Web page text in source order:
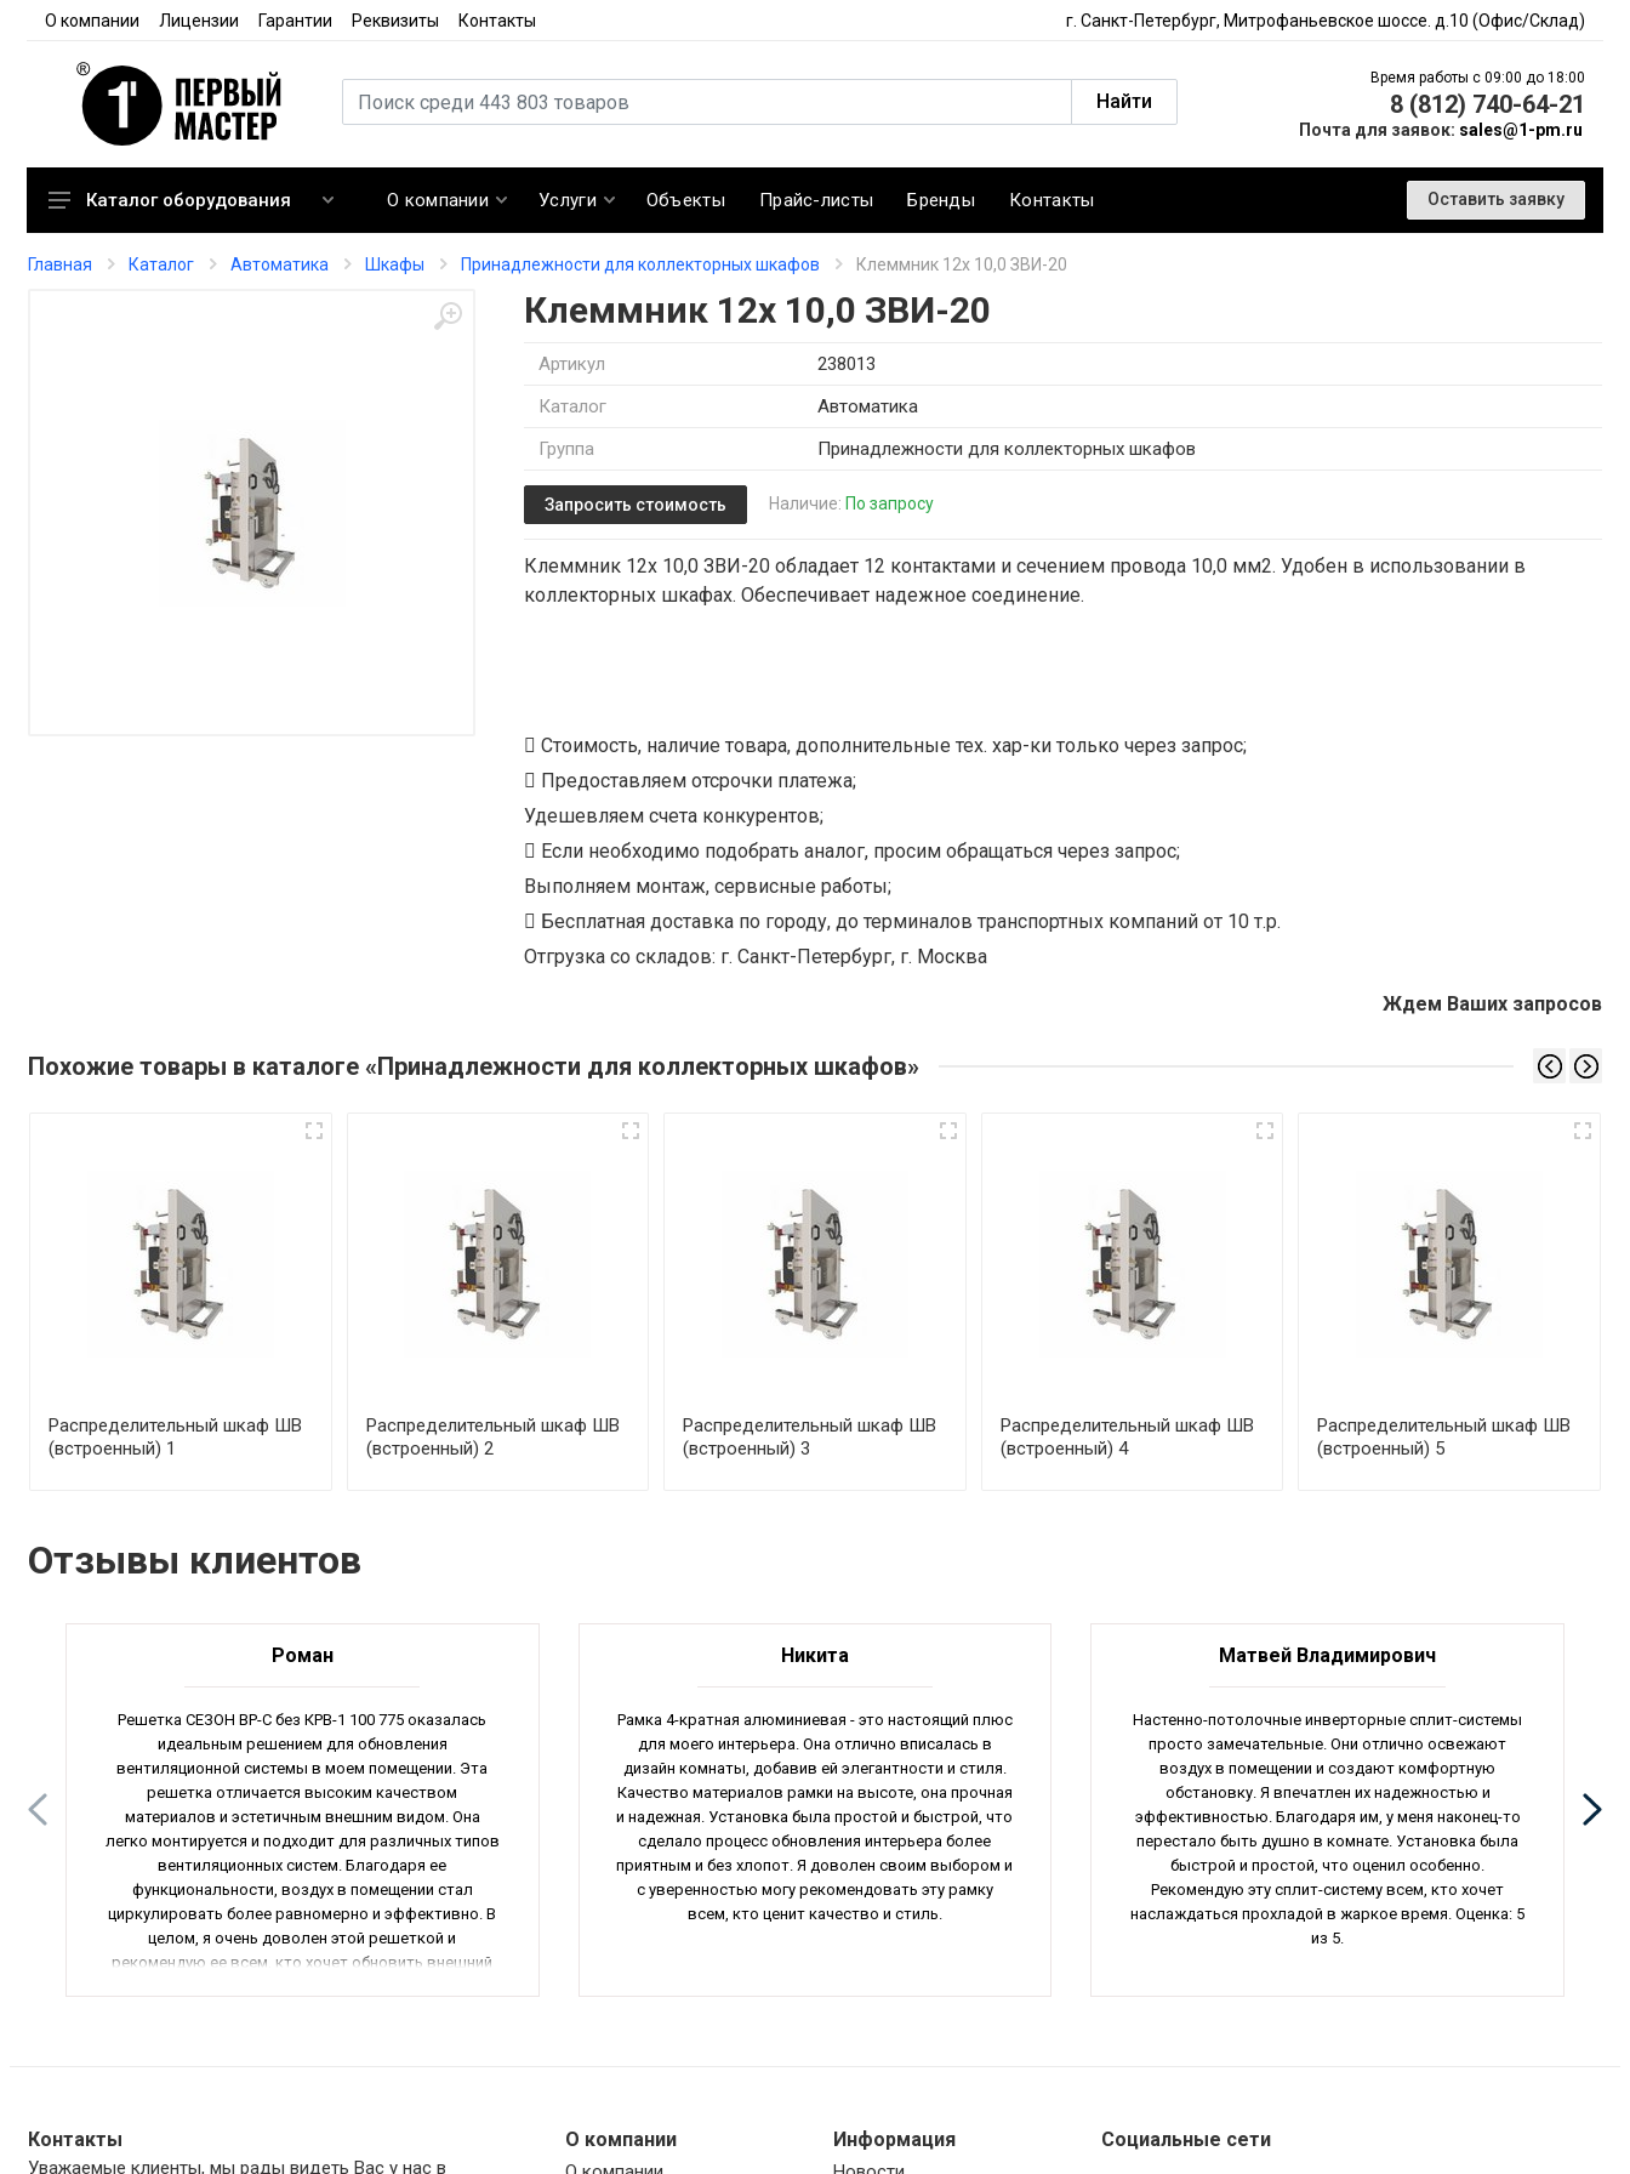
О компании Лицензии Гарантии Реквизиты Контакты г. Санкт-Петербург, Митрофаньевское шоссе. д.10 (Офис/Склад)
Найти
Время работы с 09:00 до 18:00
8 (812) 740-64-21
Почта для заявок: sales@1-pm.ru
Кондиционирование
Расходные материалы
Каталог оборудования О компании Услуги Объекты Прайс-листы Бренды Контакты Оставить заявку
Главная Каталог Автоматика Шкафы Принадлежности для коллекторных шкафов Клеммник 12х 10,0 ЗВИ-20
Клеммник 12х 10,0 ЗВИ-20
Артикул
238013
Каталог
Автоматика
Группа
Принадлежности для коллекторных шкафов
Запросить стоимость Наличие: По запросу
Клеммник 12х 10,0 ЗВИ-20 обладает 12 контактами и сечением провода 10,0 мм2. Удобен в использовании в
коллекторных шкафах. Обеспечивает надежное соединение.
Стоимость, наличие товара, дополнительные тех. хар-ки только через запрос;
Предоставляем отсрочки платежа;
Удешевляем счета конкурентов;
Если необходимо подобрать аналог, просим обращаться через запрос;
Выполняем монтаж, сервисные работы;
Бесплатная доставка по городу, до терминалов транспортных компаний от 10 т.р.
Отгрузка со складов: г. Санкт-Петербург, г. Москва
Ждем Ваших запросов
Похожие товары в каталоге «Принадлежности для коллекторных шкафов»
Распределительный шкаф ШВ
(встроенный) 1
Распределительный шкаф ШВ
(встроенный) 2
Распределительный шкаф ШВ
(встроенный) 3
Распределительный шкаф ШВ
(встроенный) 4
Распределительный шкаф ШВ
(встроенный) 5
Отзывы клиентов
Роман
Решетка СЕЗОН ВР-С без КРВ-1 100 775 оказалась
идеальным решением для обновления
вентиляционной системы в моем помещении. Эта
решетка отличается высоким качеством
материалов и эстетичным внешним видом. Она
легко монтируется и подходит для различных типов
вентиляционных систем. Благодаря ее
функциональности, воздух в помещении стал
циркулировать более равномерно и эффективно. В
целом, я очень доволен этой решеткой и
рекомендую ее всем, кто хочет обновить внешний
Никита
Рамка 4-кратная алюминиевая - это настоящий плюс
для моего интерьера. Она отлично вписалась в
дизайн комнаты, добавив ей элегантности и стиля.
Качество материалов рамки на высоте, она прочная
и надежная. Установка была простой и быстрой, что
сделало процесс обновления интерьера более
приятным и без хлопот. Я доволен своим выбором и
с уверенностью могу рекомендовать эту рамку
всем, кто ценит качество и стиль.
Матвей Владимирович
Настенно-потолочные инверторные сплит-системы
просто замечательные. Они отлично освежают
воздух в помещении и создают комфортную
обстановку. Я впечатлен их надежностью и
эффективностью. Благодаря им, у меня наконец-то
перестало быть душно в комнате. Установка была
быстрой и простой, что оценил особенно.
Рекомендую эту сплит-систему всем, кто хочет
наслаждаться прохладой в жаркое время. Оценка: 5
из 5.
Контакты
Уважаемые клиенты, мы рады видеть Вас у нас в
О компании Информация Социальные сети